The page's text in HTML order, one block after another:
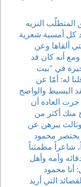
المتطلّب النزيه
كل أمسية شعرية
ألقاها وعن
أنه كان قد
في "بيت
له: أمّا عن
البسيط والواضح
العادة أن
منك أكثر من
وثالث يبرهن عن
يختصر محمود
شاعراً مطمئناً
وأمه وأهل
أنا محمود
التي أريد